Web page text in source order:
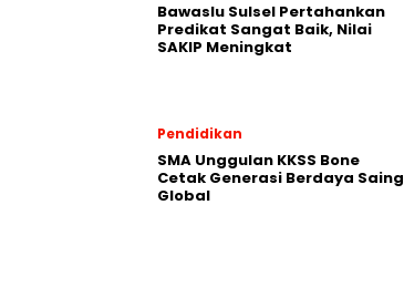
Bawaslu Sulsel Pertahankan
Predikat Sangat Baik, Nilai
SAKIP Meningkat
Pendidikan
SMA Unggulan KKSS Bone
Cetak Generasi Berdaya Saing
Global